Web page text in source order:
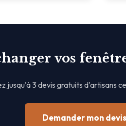
vos
jusqu'à 3 devis gratuits d'artisans
Demander mon